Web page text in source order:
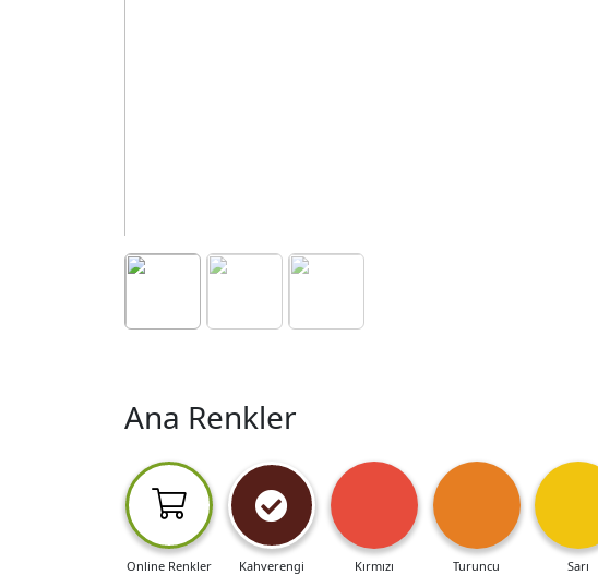
Ana Renkler
Online Renkler Kahverengi Kırmızı Turuncu Sarı